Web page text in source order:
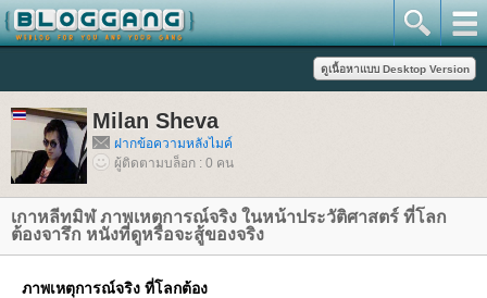
Milan Sheva
ฝากข้อความหลังไมค์
ผู้ติดตามบล็อก : 0 คน
เกาหลีทมิฬ ภาพเหตุการณ์จริง ในหน้าประวัติศาสตร์ ที่โลก
ต้องจารึก หนังที่ดูหรือจะสู้ของจริง
ภาพเหตุการณ์จริง ที่โลกต้อง